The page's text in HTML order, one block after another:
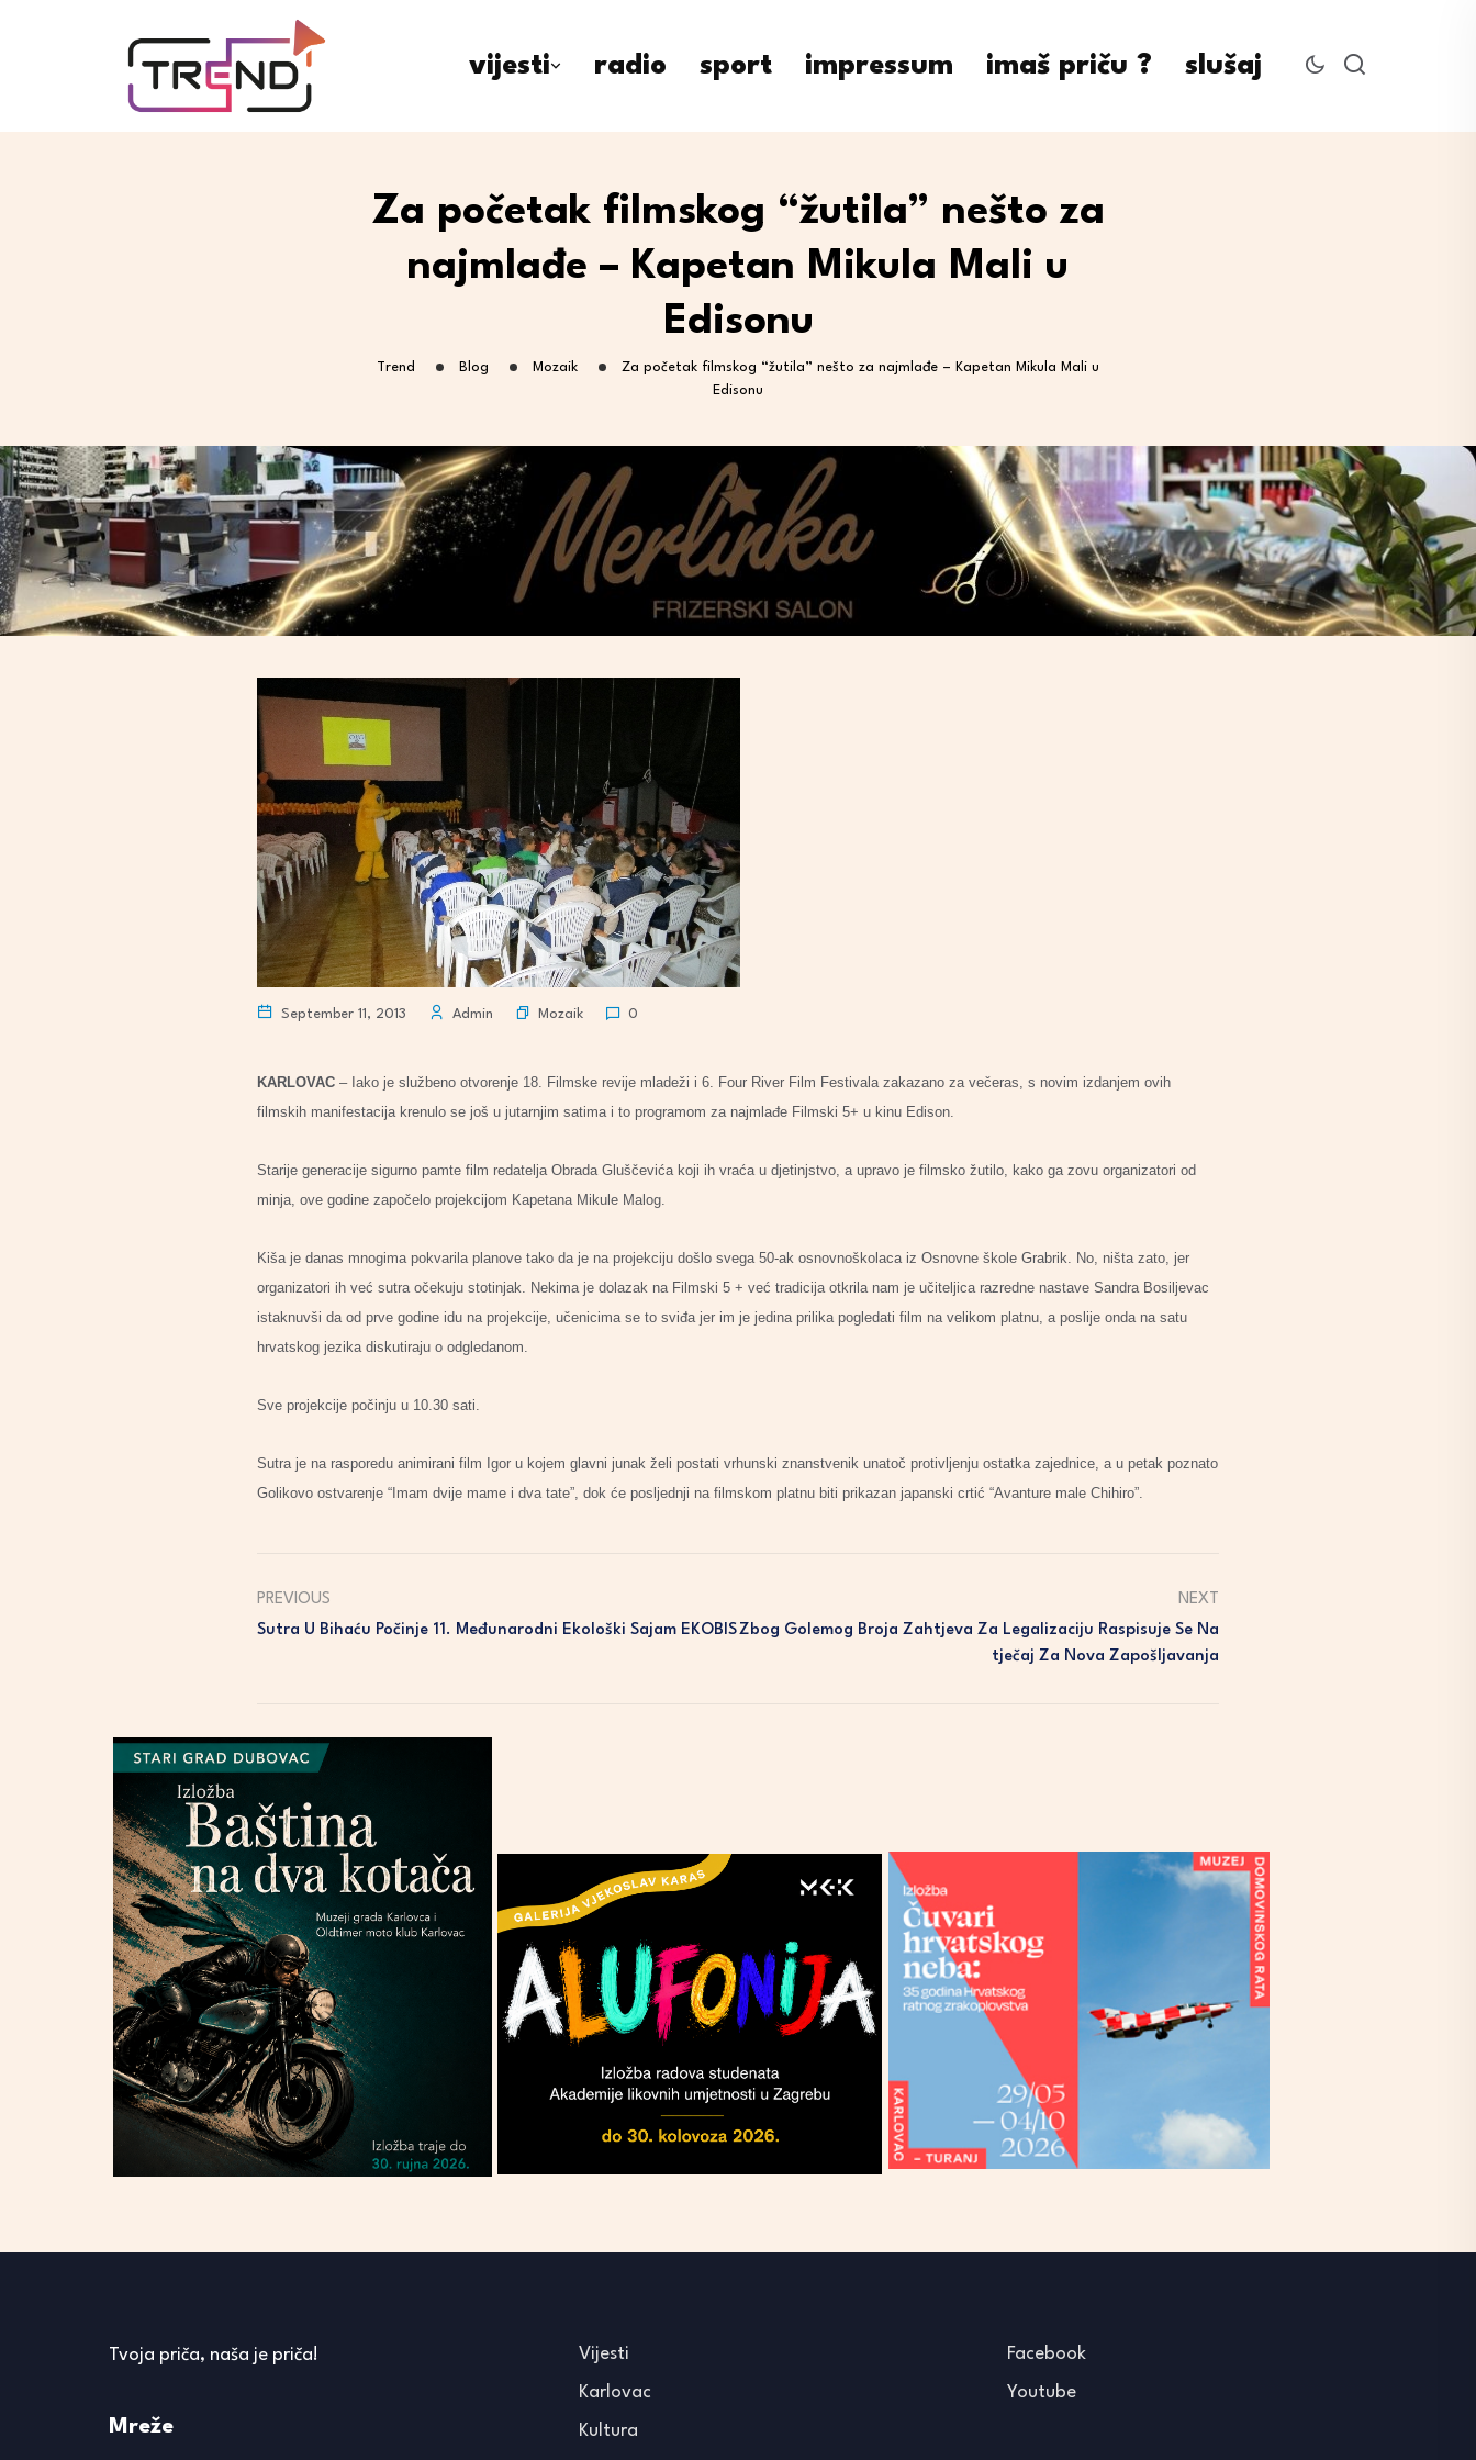
vijesti radio sport impressum imaš priču ? slušaj
Za početak filmskog “žutila” nešto za
najmlađe – Kapetan Mikula Mali u
Edisonu
Trend Blog Mozaik
Za početak filmskog “žutila” nešto za najmlađe – Kapetan Mikula Mali u
Edisonu
September 11, 2013 Admin Mozaik 0
KARLOVAC – Iako je službeno otvorenje 18. Filmske revije mladeži i 6. Four River Film Festivala zakazano za večeras, s novim izdanjem ovih
filmskih manifestacija krenulo se još u jutarnjim satima i to programom za najmlađe Filmski 5+ u kinu Edison.
Starije generacije sigurno pamte film redatelja Obrada Gluščevića koji ih vraća u djetinjstvo, a upravo je filmsko žutilo, kako ga zovu organizatori od
minja, ove godine započelo projekcijom Kapetana Mikule Malog.
Kiša je danas mnogima pokvarila planove tako da je na projekciju došlo svega 50-ak osnovnoškolaca iz Osnovne škole Grabrik. No, ništa zato, jer
organizatori ih već sutra očekuju stotinjak. Nekima je dolazak na Filmski 5 + već tradicija otkrila nam je učiteljica razredne nastave Sandra Bosiljevac
istaknuvši da od prve godine idu na projekcije, učenicima se to sviđa jer im je jedina prilika pogledati film na velikom platnu, a poslije onda na satu
hrvatskog jezika diskutiraju o odgledanom.
Sve projekcije počinju u 10.30 sati.
Sutra je na rasporedu animirani film Igor u kojem glavni junak želi postati vrhunski znanstvenik unatoč protivljenju ostatka zajednice, a u petak poznato
Golikovo ostvarenje “Imam dvije mame i dva tate”, dok će posljednji na filmskom platnu biti prikazan japanski crtić “Avanture male Chihiro”.
PREVIOUS
Sutra U Bihaću Počinje 11. Međunarodni Ekološki Sajam EKOBIS
NEXT
Zbog Golemog Broja Zahtjeva Za Legalizaciju Raspisuje Se Na
Tječaj Za Nova Zapošljavanja
Tvoja priča, naša je priča!
Mreže
Vijesti
Karlovac
Kultura
Facebook
Youtube